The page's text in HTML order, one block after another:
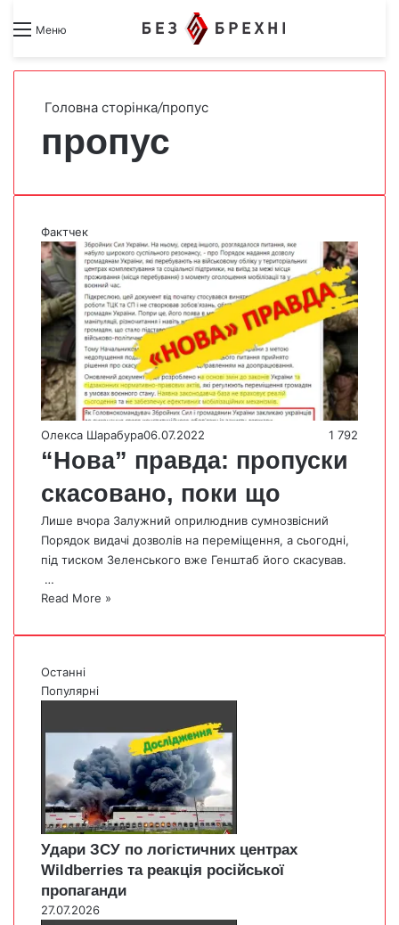
Меню Search forSwitch skin
Головна сторінка/пропус
пропус
Фактчек
Олекса Шарабура06.07.2022 1 792
“Нова” правда: пропуски
скасовано, поки що
Лише вчора Залужний оприлюднив сумнозвісний
Порядок видачі дозволів на переміщення, а сьогодні,
під тиском Зеленського вже Генштаб його скасував.
…
Read More »
Останні
Популярні
Удари ЗСУ по логістичних центрах
Wildberries та реакція російської
пропаганди
27.07.2026